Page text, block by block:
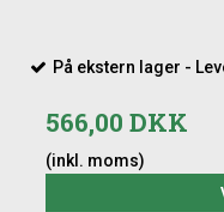
På ekstern lager -
566,00 DKK
(inkl. moms)